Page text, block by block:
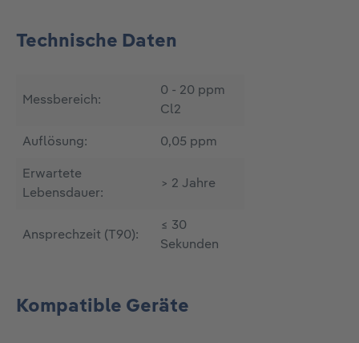
Technische Daten
Messbereich:
0 - 20 ppm
Cl2
Auflösung: 0,05 ppm
Erwartete
Lebensdauer:
> 2 Jahre
Ansprechzeit (T90):
≤ 30
Sekunden
Kompatible Geräte